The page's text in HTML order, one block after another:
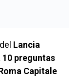
Lancia
10 preguntas
Capitale